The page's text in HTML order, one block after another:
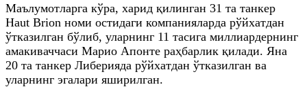
Маълумотларга кўра, харид қилинган 31 та танкер
Haut Brion номи остидаги компанияларда рўйхатдан
ўтказилган бўлиб, уларнинг 11 тасига миллиардернинг
амакиваччаси Марио Апонте раҳбарлик қилади. Яна
20 та танкер Либерияда рўйхатдан ўтказилган ва
уларнинг эгалари яширилган.